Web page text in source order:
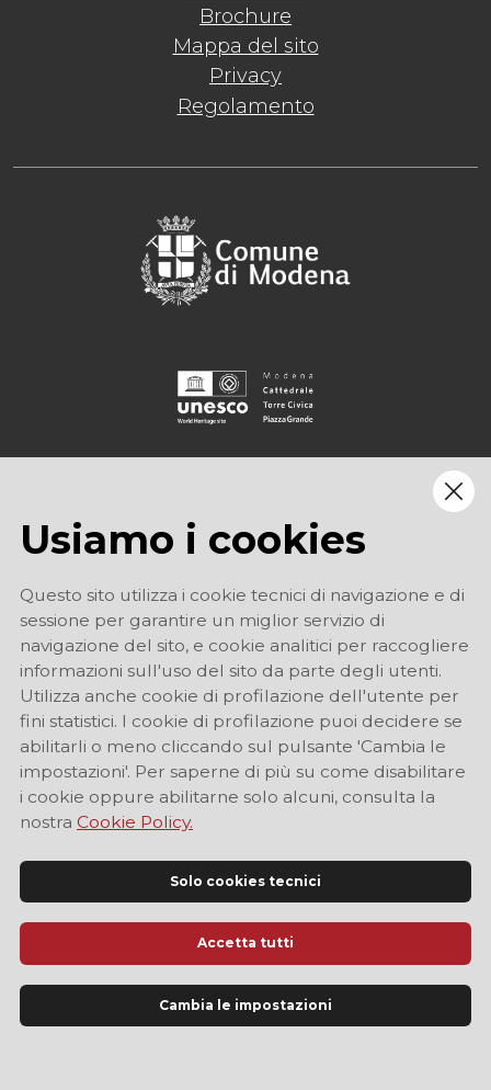
Brochure
Mappa del sito
Privacy
Regolamento
Sito Ufficiale di Informazione Turistica di Modena
Usiamo i cookies
Questo sito utilizza i cookie tecnici di navigazione e di
sessione per garantire un miglior servizio di
navigazione del sito, e cookie analitici per raccogliere
informazioni sull'uso del sito da parte degli utenti.
Utilizza anche cookie di profilazione dell'utente per
fini statistici. I cookie di profilazione puoi decidere se
abilitarli o meno cliccando sul pulsante 'Cambia le
impostazioni'. Per saperne di più su come disabilitare
i cookie oppure abilitarne solo alcuni, consulta la
nostra Cookie Policy.
Solo cookies tecnici
Accetta tutti
Cambia le impostazioni